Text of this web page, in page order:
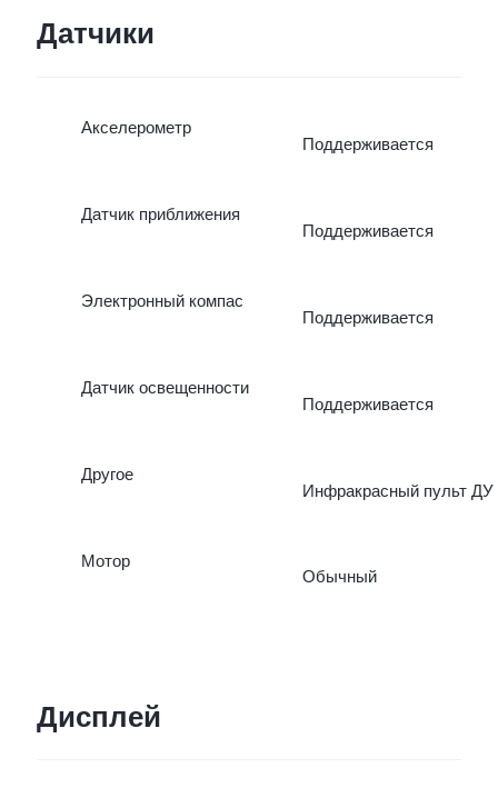
Датчики
Акселерометр
Поддерживается
Датчик приближения
Поддерживается
Электронный компас
Поддерживается
Датчик освещенности
Поддерживается
Другое
Инфракрасный пульт ДУ
Мотор
Обычный
Дисплей